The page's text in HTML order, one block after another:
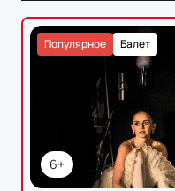
6+
Балет
Популярное